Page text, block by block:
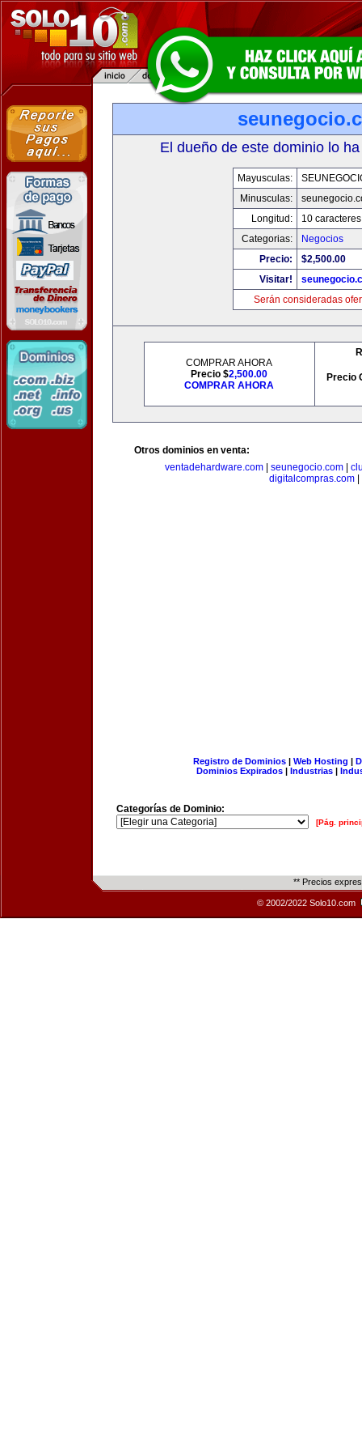
El dueño de este dominio lo
Mayusculas:
Minusculas:
Longitud:
10 caracteres
Categorias:
Negocios
Precio:
$2,500.00
Visitar!
Serán consideradas
COMPRAR AHORA
Precio $2,500.00
COMPRAR AHORA
Precio
Otros dominios en venta:
ventadehardware.com| seunegocio.com|
digitalcompras.com
Registro de Dominios| Web Hosting |
Dominios Expirados | Industrias |
Categorías de Dominio:
[Pág.
** Precios
© 2002/2022 Solo10.com